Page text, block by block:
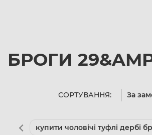
БРОГИ
СОРТУВАННЯ: За
купити чоловічі туфлі дербі